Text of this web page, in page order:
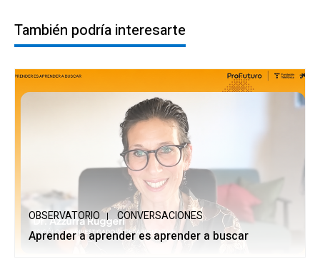
También podría interesarte
OBSERVATORIO CONVERSACIONES
Aprender a aprender es aprender a buscar